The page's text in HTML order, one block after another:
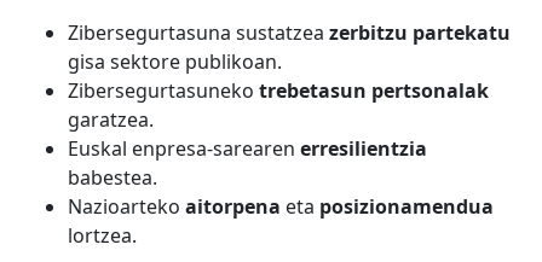
Zibersegurtasuna sustatzea zerbitzu partekatu
gisa sektore publikoan.
Zibersegurtasuneko trebetasun pertsonalak
garatzea.
Euskal enpresa-sarearen erresilientzia
babestea.
Nazioarteko aitorpena eta posizionamendua
lortzea.